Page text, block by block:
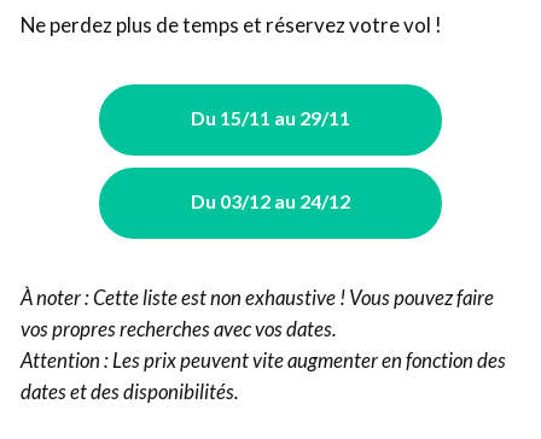
Ne perdez plus de temps et réservez votre vol !
Du 15/11 au 29/11
Du 03/12 au 24/12
À noter : Cette liste est non exhaustive ! Vous pouvez faire
vos propres recherches avec vos dates.
Attention : Les prix peuvent vite augmenter en fonction des
dates et des disponibilités.